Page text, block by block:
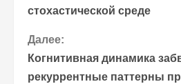
о
д
о
стохастической среде
Далее:
Когнитивная динамика
рекуррентные паттерны